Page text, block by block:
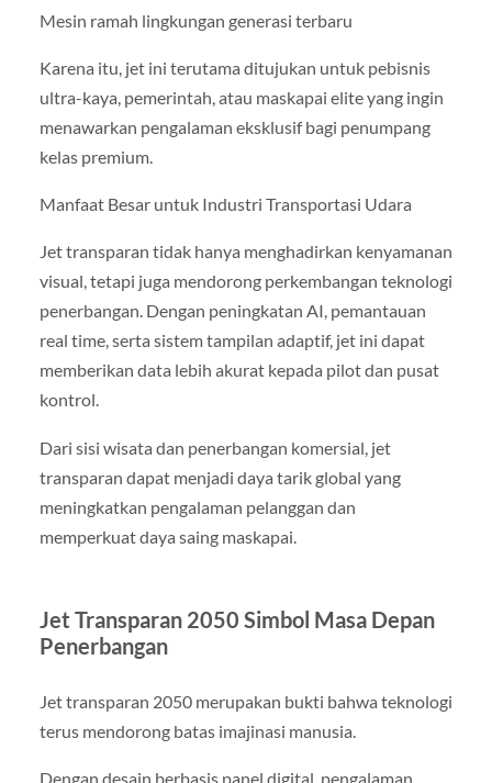
Mesin ramah lingkungan generasi terbaru
Karena itu, jet ini terutama ditujukan untuk pebisnis
ultra-kaya, pemerintah, atau maskapai elite yang ingin
menawarkan pengalaman eksklusif bagi penumpang
kelas premium.
Manfaat Besar untuk Industri Transportasi Udara
Jet transparan tidak hanya menghadirkan kenyamanan
visual, tetapi juga mendorong perkembangan teknologi
penerbangan. Dengan peningkatan AI, pemantauan
real time, serta sistem tampilan adaptif, jet ini dapat
memberikan data lebih akurat kepada pilot dan pusat
kontrol.
Dari sisi wisata dan penerbangan komersial, jet
transparan dapat menjadi daya tarik global yang
meningkatkan pengalaman pelanggan dan
memperkuat daya saing maskapai.
Jet Transparan 2050 Simbol Masa Depan
Penerbangan
Jet transparan 2050 merupakan bukti bahwa teknologi
terus mendorong batas imajinasi manusia.
Dengan desain berbasis panel digital, pengalaman